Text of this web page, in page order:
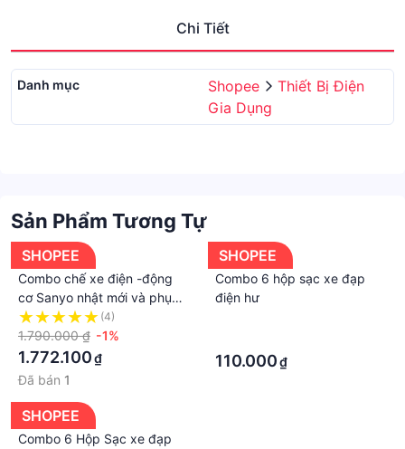
Chi Tiết
Danh mục Shopee
Thiết Bị Điện
Gia Dụng
Sản Phẩm Tương Tự
SHOPEE
Combo chế xe điện -động
cơ Sanyo nhật mới và phụ
kiện mới-bảo hành 6 tháng,
không có hộp đựng và sạc,
tăm
(4)
1.790.000 ₫ -1%
1.772.100₫
Đã bán 1
SHOPEE
Combo 6 hộp sạc xe đạp
điện hư
110.000₫
SHOPEE
Combo 6 Hộp Sạc xe đạp